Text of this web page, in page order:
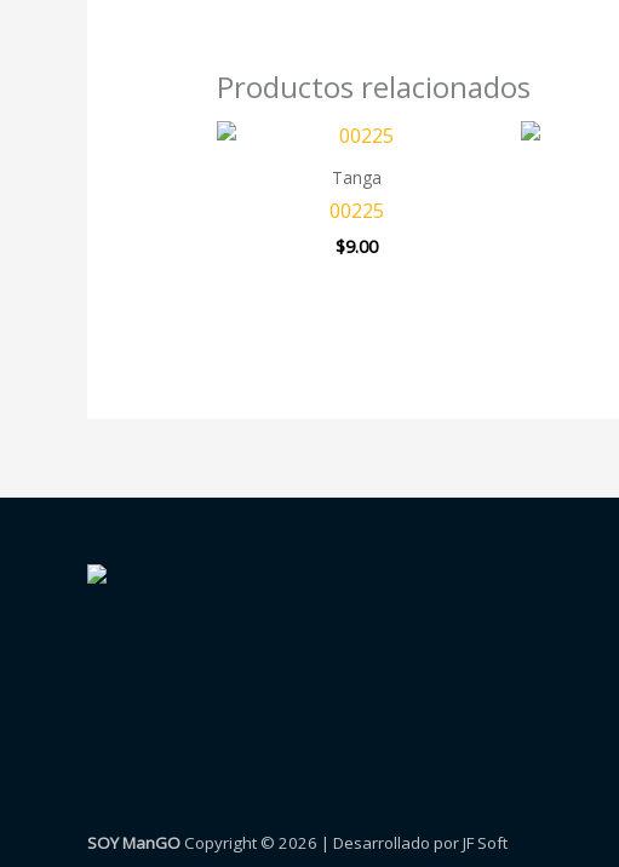
Productos relacionados
Tanga
00225
$9.00
SOY ManGOCopyright © 2026 | Desarrollado por JF Soft